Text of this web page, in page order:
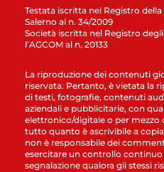
Testata iscritta nel Registro
Salerno al n. 34/2009
Società iscritta nel Registro
l’AGCOM al n. 20133
La riproduzione dei contenuti
riservata. Pertanto, è vietata la
di testi, fotografie, contenuti
aziendali e pubblicitarie, con
elettronico/digitale o per mezzo
tutto quanto è ascrivibile a
non è responsabile dei
esercitare un controllo
segnalazione qualora gli stessi